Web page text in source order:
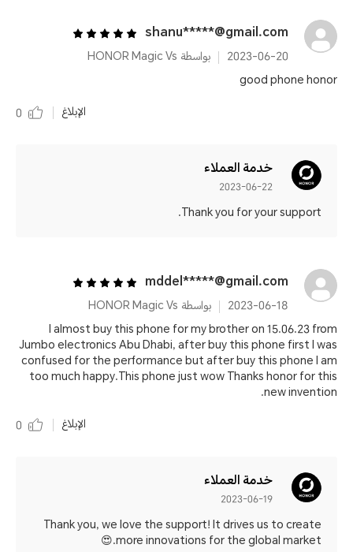
shanu*****@gmail.com
2023-06-20
بواسطة HONOR Magic Vs
good phone honor
الإبلاغ
0
خدمة العملاء
2023-06-22
Thank you for your support.
mddel*****@gmail.com
2023-06-18
بواسطة HONOR Magic Vs
I almost buy this phone for my brother on 15.06.23 from
Jumbo electronics Abu Dhabi, after buy this phone first I was
confused for the performance but after buy this phone I am
too much happy.This phone just wow Thanks honor for this
new invention.
الإبلاغ
0
خدمة العملاء
2023-06-19
Thank you, we love the support! It drives us to create
more innovations for the global market.😍